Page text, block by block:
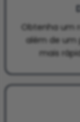
Obtenha um
além de um
mais